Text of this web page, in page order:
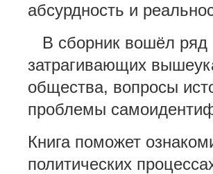
абсурдность и
В сборник вошёл ряд
затрагивающих
общества, вопросы
проблемы
Книга поможет
политических